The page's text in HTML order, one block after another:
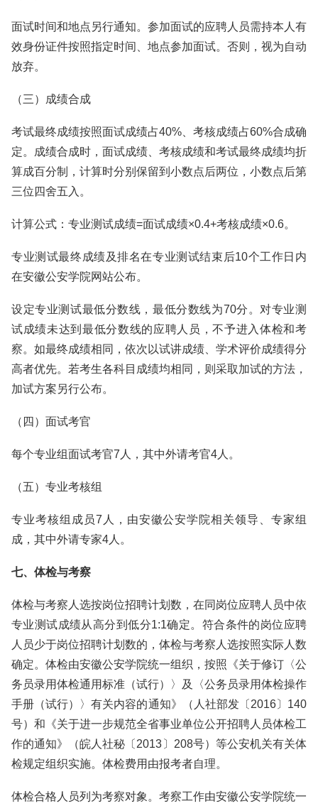
面试时间和地点另行通知。参加面试的应聘人员需持本人有
效身份证件按照指定时间、地点参加面试。否则，视为自动
放弃。
（三）成绩合成
考试最终成绩按照面试成绩占40%、考核成绩占60%合成确
定。成绩合成时，面试成绩、考核成绩和考试最终成绩均折
算成百分制，计算时分别保留到小数点后两位，小数点后第
三位四舍五入。
计算公式：专业测试成绩=面试成绩×0.4+考核成绩×0.6。
专业测试最终成绩及排名在专业测试结束后10个工作日内
在安徽公安学院网站公布。
设定专业测试最低分数线，最低分数线为70分。对专业测
试成绩未达到最低分数线的应聘人员，不予进入体检和考
察。如最终成绩相同，依次以试讲成绩、学术评价成绩得分
高者优先。若考生各科目成绩均相同，则采取加试的方法，
加试方案另行公布。
（四）面试考官
每个专业组面试考官7人，其中外请考官4人。
（五）专业考核组
专业考核组成员7人，由安徽公安学院相关领导、专家组
成，其中外请专家4人。
七、体检与考察
体检与考察人选按岗位招聘计划数，在同岗位应聘人员中依
专业测试成绩从高分到低分1:1确定。符合条件的岗位应聘
人员少于岗位招聘计划数的，体检与考察人选按照实际人数
确定。体检由安徽公安学院统一组织，按照《关于修订〈公
务员录用体检通用标准（试行）〉及〈公务员录用体检操作
手册（试行）〉有关内容的通知》（人社部发〔2016〕140
号）和《关于进一步规范全省事业单位公开招聘人员体检工
作的通知》（皖人社秘〔2013〕208号）等公安机关有关体
检规定组织实施。体检费用由报考者自理。
体检合格人员列为考察对象。考察工作由安徽公安学院统一